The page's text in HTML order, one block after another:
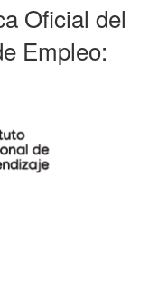
Oficial del
Empleo: